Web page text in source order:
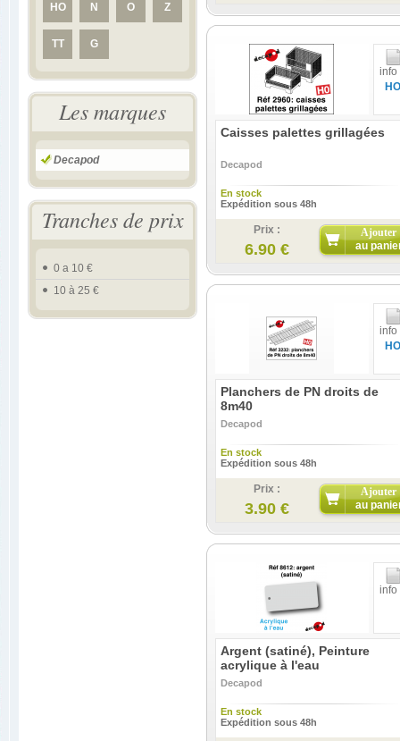
HO N O Z
TT G
Les marques
Decapod
Tranches de prix
0 a 10 €
10 à 25 €
info
HO
Caisses palettes grillagées
Decapod
En stock
Expédition sous 48h
Prix :
6.90 €
Ajouter
au
info
HO
Planchers de PN droits de
8m40
Decapod
En stock
Expédition sous 48h
Prix :
3.90 €
Ajouter
au
info
Argent (satiné), Peinture
acrylique à l'eau
Decapod
En stock
Expédition sous 48h